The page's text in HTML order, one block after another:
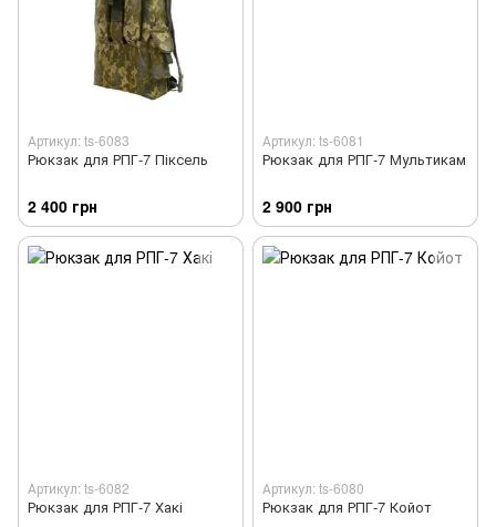
Артикул: ts-6083
Рюкзак для РПГ-7 Піксель
2 400 грн
Артикул: ts-6081
Рюкзак для РПГ-7 Мультикам
2 900 грн
Артикул: ts-6082
Рюкзак для РПГ-7 Хакі
Артикул: ts-6080
Рюкзак для РПГ-7 Койот